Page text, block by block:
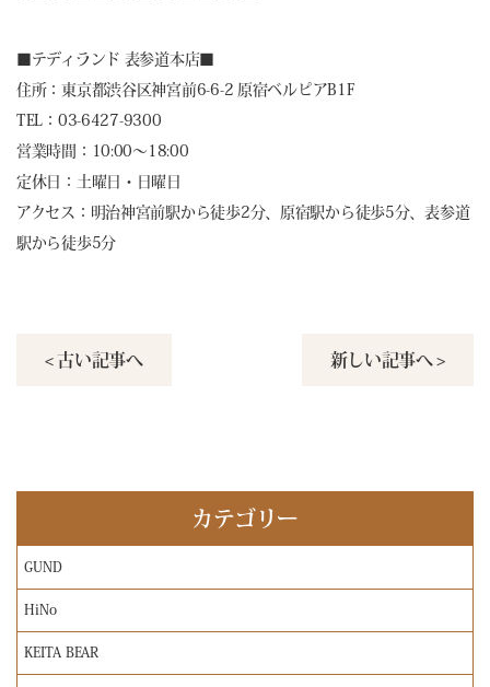
テディランド 表参道本店
住所：東京都渋谷区神宮前6-6-2 原宿ベルピアB1F
TEL：03-6427-9300
営業時間：10:00～18:00
定休日：土曜日・日曜日
アクセス：明治神宮前駅から徒歩2分、原宿駅から徒歩5分、表参道
駅から徒歩5分
< 古い記事へ 新しい記事へ >
カテゴリー
GUND
HiNo
KEITA BEAR